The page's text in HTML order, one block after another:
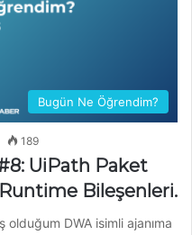
Bugün Ne Öğrendim?
189
UiPath Paket
Bileşenleri.
DWA isimli ajanıma